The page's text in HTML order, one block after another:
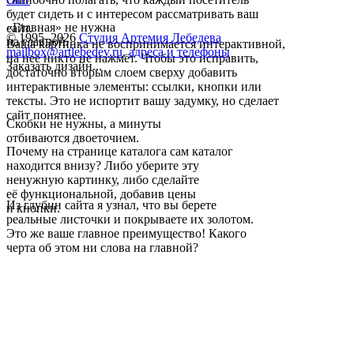
будет сидеть и с интересом рассматривать ваш
сайт.
«Главная» не нужна
на главной.
Ваша картинка не воспринимается интерактивной,
на неё никто не нажмёт. Чтобы это исправить,
достаточно вторым слоем сверху добавить
интерактивные элементы: ссылки, кнопки или
тексты. Это не испортит вашу задумку, но сделает
сайт понятнее.
Скобки не нужны, а минуты
отбиваются двоеточием.
Почему на странице каталога сам каталог
находится внизу? Либо уберите эту
ненужную картинку, либо сделайте
её функциональной, добавив цены
и кнопки.
Из глубин сайта я узнал, что вы берете
реальные листочки и покрываете их золотом.
Это же ваше главное преимущество! Какого
черта об этом ни слова на главной?
© 1995–2026 Студия Артемия Лебедева
mailbox@artlebedev.ru, адреса и телефоны
Заказать дизайн...